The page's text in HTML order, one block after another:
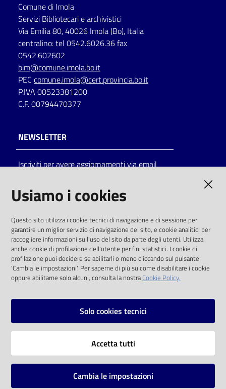
Seguici
su
on line
Eventi
Chiedi al
bibliotecario
Avvisi
Comune di Imola
Servizi Bibliotecari e archivistici
Via Emilia 80, 40026 Imola (Bo), Italia
centralino: tel 0542.6026.36 fax
0542.602602
bim@comune.imola.bo.it
PEC comune.imola@cert.provincia.bo.it
P.IVA 00523381200
C.F. 00794470377
NEWSLETTER
Iscriviti per avere aggiornamenti via email
solo alle condizioni previste dalla direttiva
comunitaria 2003/98/CE e dal d.lgs. 36/2006
SOCIAL
Instagram
Vai alla pagina
Usiamo i cookies
Questo sito utilizza i cookie tecnici di navigazione e di sessione per
garantire un miglior servizio di navigazione del sito, e cookie analitici per
raccogliere informazioni sull'uso del sito da parte degli utenti. Utilizza
anche cookie di profilazione dell'utente per fini statistici. I cookie di
profilazione puoi decidere se abilitarli o meno cliccando sul pulsante
'Cambia le impostazioni'. Per saperne di più su come disabilitare i cookie
oppure abilitarne solo alcuni, consulta la nostraCookie Policy.
Solo cookies tecnici
Accetta tutti
Cambia le impostazioni